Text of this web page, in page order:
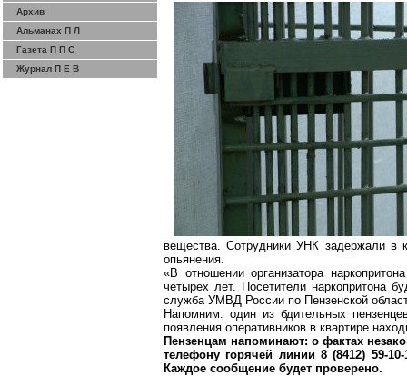
Архив
Альманах П Л
Газета П П С
Журнал П Е В
вещества. Сотрудники УНК задержали в
опьянения.
«В отношении организатора наркопритона
четырех лет. Посетители наркопритона
служба УМВД России по Пензенской
Напомним: один из бдительных
появления оперативников в квартире
Пензенцам напоминают: о фактах
телефону горячей линии 8 (8412) 59-
Каждое сообщение будет проверено.